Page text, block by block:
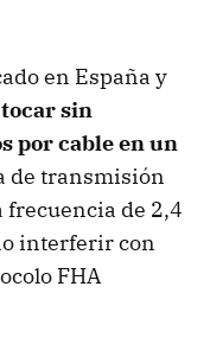
en España y
tocar sin
por cable en un
de transmisión
de 2,4
interferir con
FHA